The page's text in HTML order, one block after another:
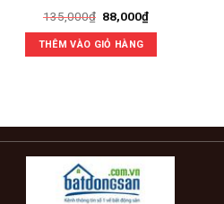
135,000₫ Giá
gốc
là:
135,000₫.
88,000₫Giá
THÊM VÀO GIỎ HÀNG